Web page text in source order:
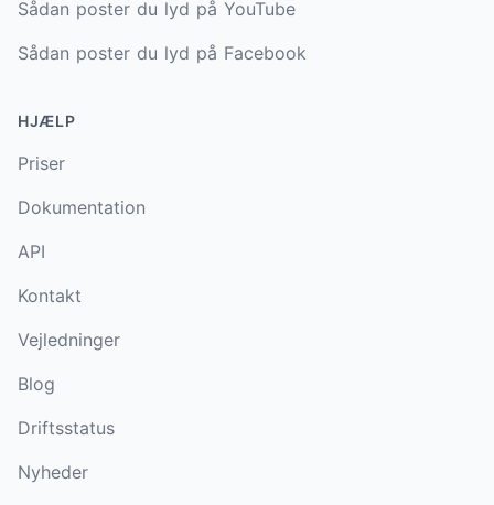
Sådan poster du lyd på YouTube
Sådan poster du lyd på Facebook
HJÆLP
Priser
Dokumentation
API
Kontakt
Vejledninger
Blog
Driftsstatus
Nyheder